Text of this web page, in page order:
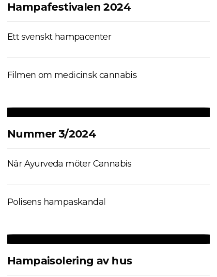
Hampafestivalen 2024
Ett svenskt hampacenter
Filmen om medicinsk cannabis
Nummer 3/2024
När Ayurveda möter Cannabis
Polisens hampaskandal
Hampaisolering av hus